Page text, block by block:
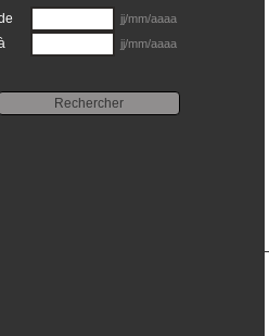
jj/mm/aaaa
jj/mm/aaaa